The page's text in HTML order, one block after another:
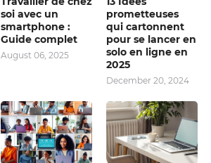
soi avec un
smartphone :
Guide complet
August 06, 2025
prometteuses
qui cartonnent
pour se lancer en
solo en ligne en
2025
December 20, 2024